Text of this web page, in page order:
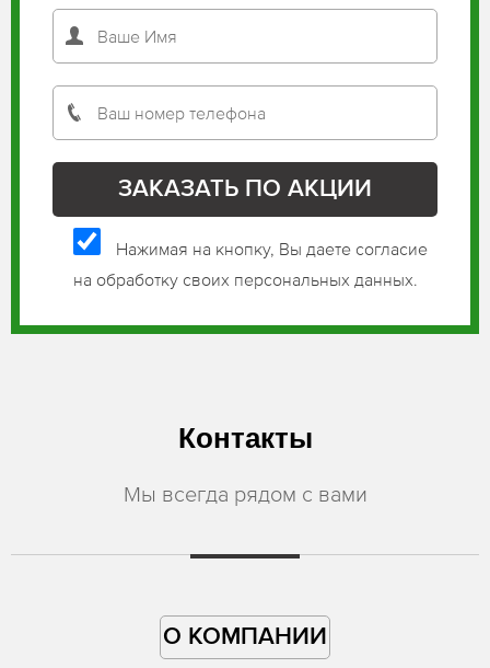
Нажимая на кнопку, Вы даете согласие
на обработку своих персональных данных.
Контакты
Мы всегда рядом с вами
О КОМПАНИИ